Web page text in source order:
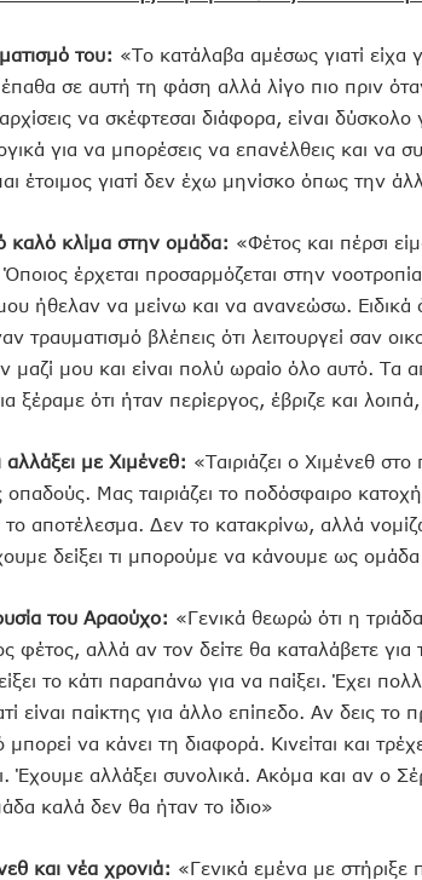
του: «Το κατάλαβα αμέσως γιατί
σε αυτή τη φάση αλλά λίγο πιο πριν
να σκέφτεσαι διάφορα, είναι δύσκολο
για να μπορέσεις να επανέλθεις και να
έτοιμος γιατί δεν έχω μηνίσκο όπως την
καλό κλίμα στην ομάδα: «Φέτος και πέρσι
έρχεται προσαρμόζεται στην
ήθελαν να μείνω και να ανανεώσω. Ειδικά
τραυματισμό βλέπεις ότι λειτουργεί σαν
μαζί μου και είναι πολύ ωραίο όλο αυτό. Τα
ξέραμε ότι ήταν περίεργος, έβριζε και
αλλάξει με Χιμένεθ: «Ταιριάζει ο Χιμένεθ
οπαδούς. Μας ταιριάζει το ποδόσφαιρο
το αποτέλεσμα. Δεν το κατακρίνω, αλλά
δείξει τι μπορούμε να κάνουμε ως
του Αραούχο: «Γενικά θεωρώ ότι η
φέτος, αλλά αν τον δείτε θα καταλάβετε
το κάτι παραπάνω για να παίξει. Έχει
είναι παίκτης για άλλο επίπεδο. Αν δεις
μπορεί να κάνει τη διαφορά. Κινείται και
Έχουμε αλλάξει συνολικά. Ακόμα και αν ο
καλά δεν θα ήταν το ίδιο»
και νέα χρονιά: «Γενικά εμένα με στήριξε